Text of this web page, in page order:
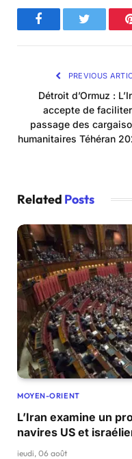
FacebookTwitter
PREVIOUS
Détroit d’Ormuz :
accepte de
passage des
humanitaires Téhéran
Related Posts
MOYEN-ORIENT
L’Iran examine un
navires US et
jeudi, 06 août